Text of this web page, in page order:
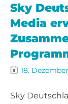
Sky
Media
18.
Sky